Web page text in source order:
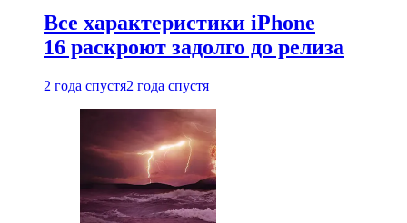
Все характеристики iPhone
16 раскроют задолго до релиза
2 года спустя2 года спустя